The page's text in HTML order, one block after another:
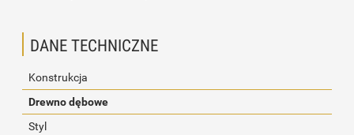
DANE TECHNICZNE
Konstrukcja
Drewno dębowe
Styl